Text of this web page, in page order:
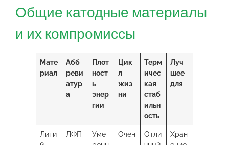
Общие катодные материалы
и их компромиссы
Мате
риал
Абб
реви
атур
а
Плот
ност
ь
энер
гии
Цик
л
жиз
ни
Терм
ичес
кая
стаб
ильн
ость
Луч
шее
для
Лити
ЛФП
Уме
Очен
Отли
Хран